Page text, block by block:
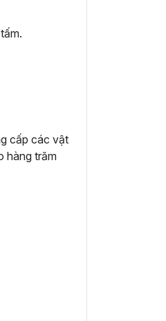
cấp các vật
hàng trăm